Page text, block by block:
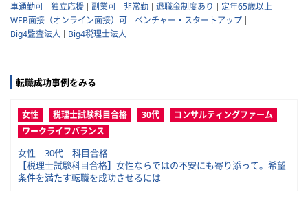
車通勤可
独立応援 副業可 非常勤 退職金制度あり
定年65歳以上
WEB面接（オンライン面接）可
ベンチャー・スタートアップ
Big4監査法人
Big4税理士法人
転職成功事例をみる
女性 税理士試験科目合格 30代
コンサルティングファーム
ワークライフバランス
女性 30代 科目合格
【税理士試験科目合格】女性ならではの不安にも寄り添って。希望
条件を満たす転職を成功させるには